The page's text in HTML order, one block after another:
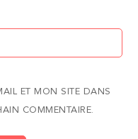
ET MON SITE DANS
COMMENTAIRE.